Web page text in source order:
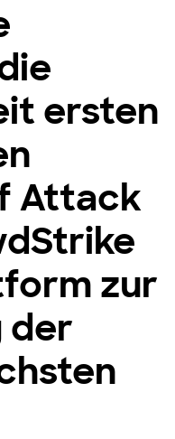
ersten
Attack
zur
der